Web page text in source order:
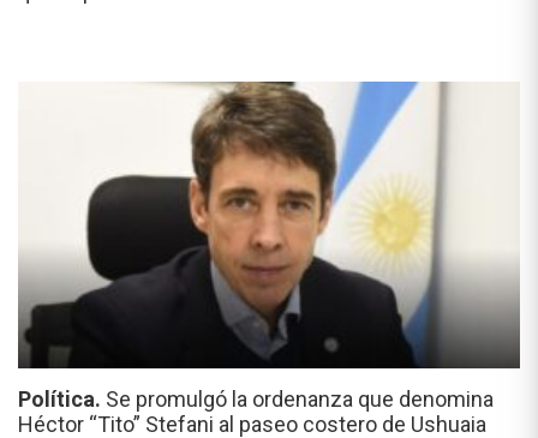
Política. Se promulgó la ordenanza que denomina
Héctor “Tito” Stefani al paseo costero de Ushuaia